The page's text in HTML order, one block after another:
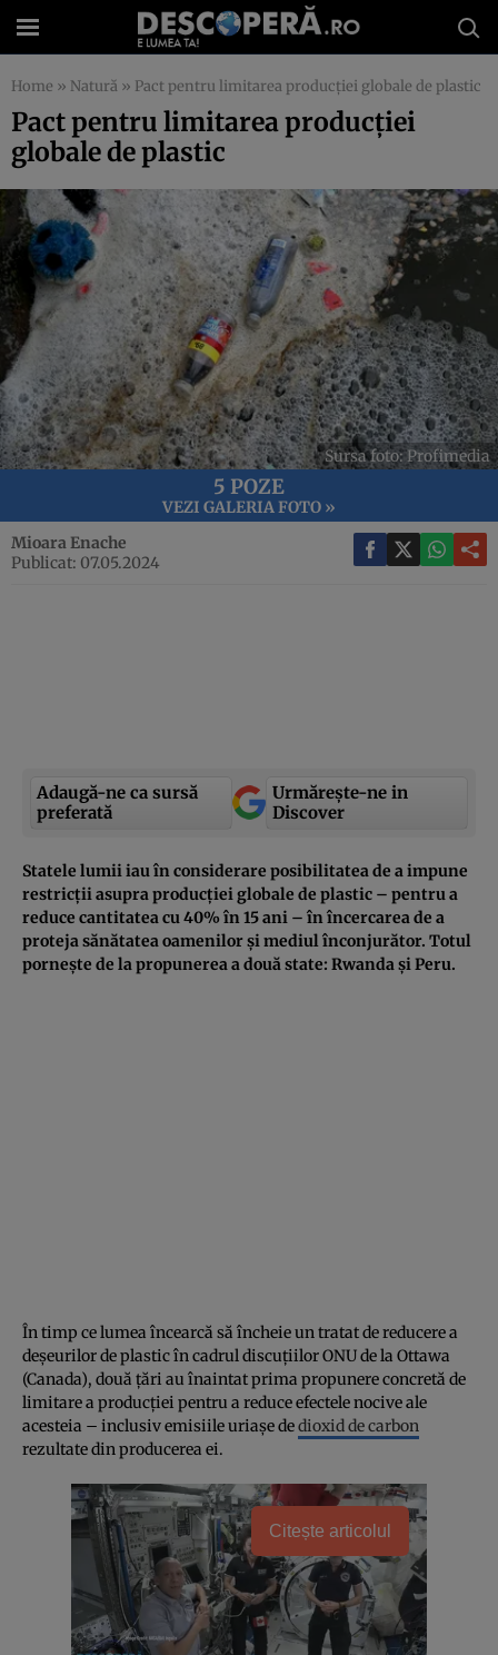
Home » Natură » Pact pentru limitarea producției globale de plastic
Pact pentru limitarea producției
globale de plastic
Sursa foto: Profimedia
5 POZE
VEZI GALERIA FOTO »
Mioara Enache
Publicat: 07.05.2024
Adaugă-ne ca sursă
preferată
Urmărește-ne in
Discover
Statele lumii iau în considerare posibilitatea de a impune
restricții asupra producției globale de plastic – pentru a
reduce cantitatea cu 40% în 15 ani – în încercarea de a
proteja sănătatea oamenilor și mediul înconjurător. Totul
pornește de la propunerea a două state: Rwanda și Peru.
În timp ce lumea încearcă să încheie un tratat de reducere a
deșeurilor de plastic în cadrul discuțiilor ONU de la Ottawa
(Canada), două țări au înaintat prima propunere concretă de
limitare a producției pentru a reduce efectele nocive ale
acesteia – inclusiv emisiile uriașe dedioxid de carbon
rezultate din producerea ei.
Citește articolul